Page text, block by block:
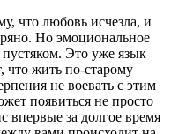
что любовь исчезла, и
Но эмоциональное
Это уже язык
жить по-старому
не воевать с этим
появиться не просто
впервые за долгое время